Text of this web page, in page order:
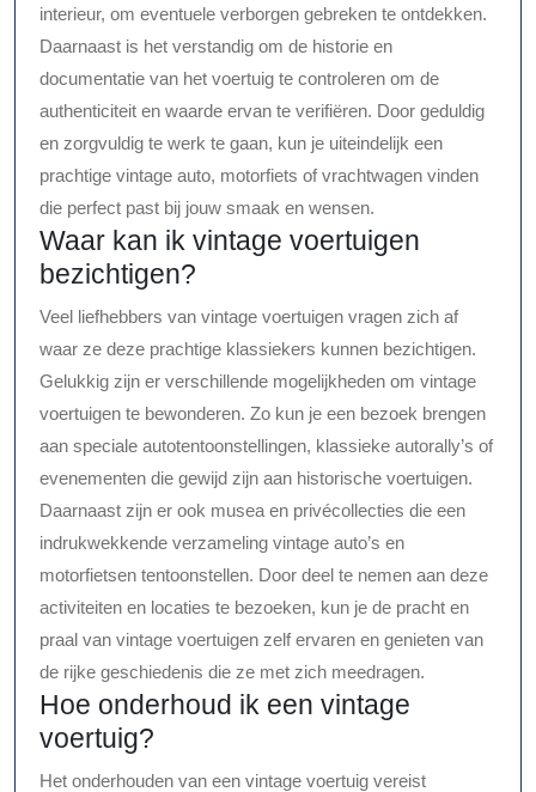
interieur, om eventuele verborgen gebreken te ontdekken.
Daarnaast is het verstandig om de historie en
documentatie van het voertuig te controleren om de
authenticiteit en waarde ervan te verifiëren. Door geduldig
en zorgvuldig te werk te gaan, kun je uiteindelijk een
prachtige vintage auto, motorfiets of vrachtwagen vinden
die perfect past bij jouw smaak en wensen.
Waar kan ik vintage voertuigen
bezichtigen?
Veel liefhebbers van vintage voertuigen vragen zich af
waar ze deze prachtige klassiekers kunnen bezichtigen.
Gelukkig zijn er verschillende mogelijkheden om vintage
voertuigen te bewonderen. Zo kun je een bezoek brengen
aan speciale autotentoonstellingen, klassieke autorally’s of
evenementen die gewijd zijn aan historische voertuigen.
Daarnaast zijn er ook musea en privécollecties die een
indrukwekkende verzameling vintage auto’s en
motorfietsen tentoonstellen. Door deel te nemen aan deze
activiteiten en locaties te bezoeken, kun je de pracht en
praal van vintage voertuigen zelf ervaren en genieten van
de rijke geschiedenis die ze met zich meedragen.
Hoe onderhoud ik een vintage
voertuig?
Het onderhouden van een vintage voertuig vereist